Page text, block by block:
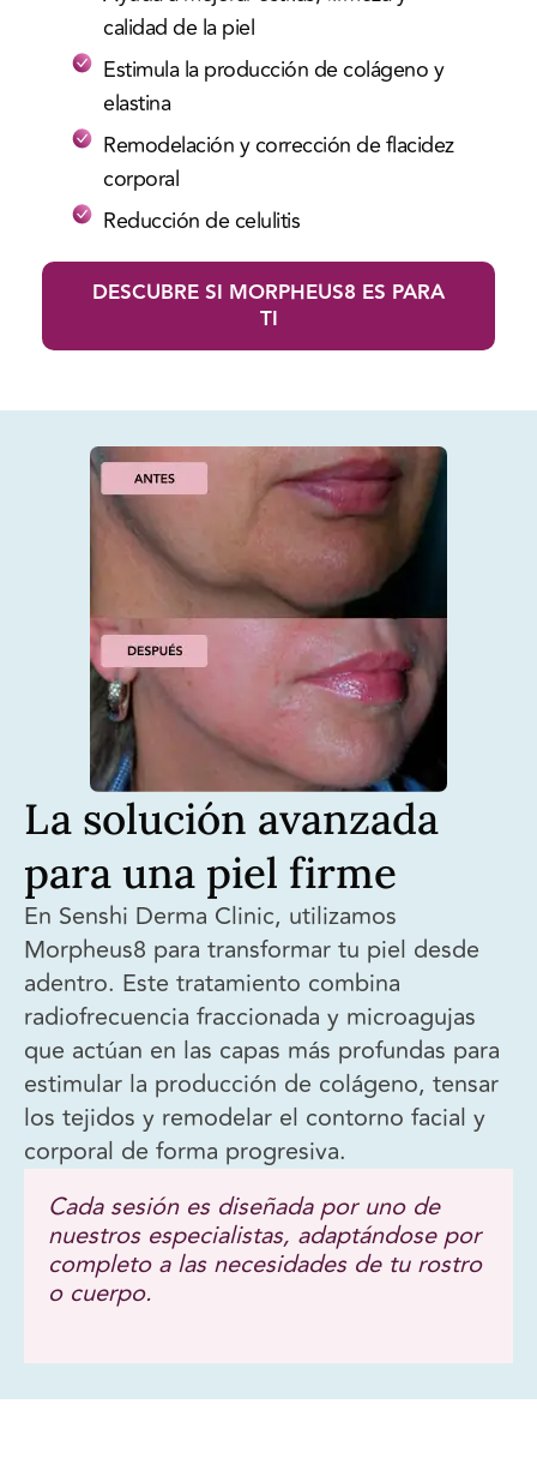
calidad de la piel
Estimula la producción de colágeno y
elastina
Remodelación y corrección de flacidez
corporal
Reducción de celulitis
DESCUBRE SI MORPHEUS8 ES PARA
TI
La solución avanzada
para una piel firme
En Senshi Derma Clinic, utilizamos
Morpheus8 para transformar tu piel desde
adentro. Este tratamiento combina
radiofrecuencia fraccionada y microagujas
que actúan en las capas más profundas para
estimular la producción de colágeno, tensar
los tejidos y remodelar el contorno facial y
corporal de forma progresiva.
Cada sesión es diseñada por uno de
nuestros especialistas, adaptándose por
completo a las necesidades de tu rostro
o cuerpo.